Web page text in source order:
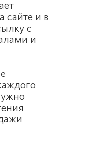
сайте и в
с
и